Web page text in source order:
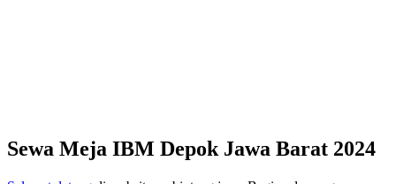
Sewa Meja IBM Depok Jawa Barat 2024